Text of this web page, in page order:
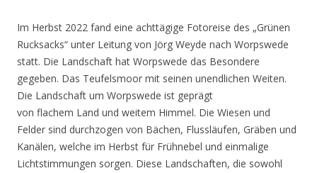
Im Herbst 2022 fand eine achttägige Fotoreise des „Grünen
Rucksacks“ unter Leitung von Jörg Weyde nach Worpswede
statt. Die Landschaft hat Worpswede das Besondere
gegeben. Das Teufelsmoor mit seinen unendlichen Weiten.
Die Landschaft um Worpswede ist geprägt
von flachem Land und weitem Himmel. Die Wiesen und
Felder sind durchzogen von Bächen, Flussläufen, Gräben und
Kanälen, welche im Herbst für Frühnebel und einmalige
Lichtstimmungen sorgen. Diese Landschaften, die sowohl